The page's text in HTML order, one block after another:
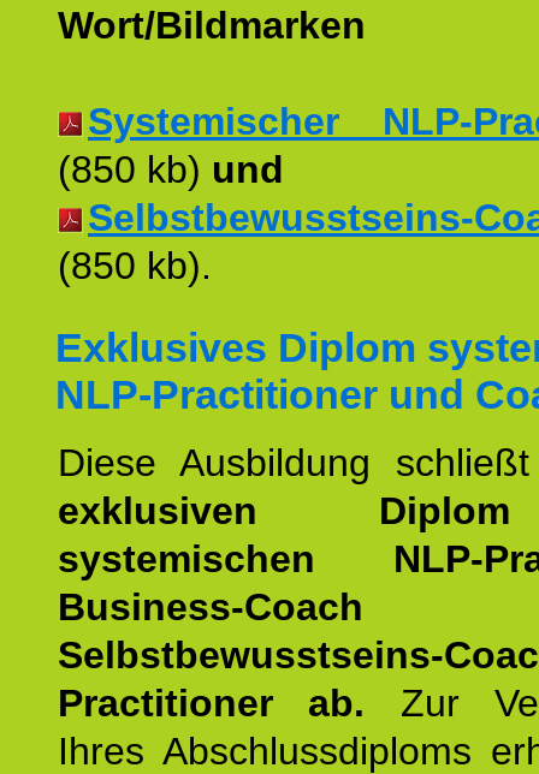
Wort/Bildmarken
Systemischer NLP-
(850 kb) und
Selbstbewusstseins-
(850 kb).
Exklusives Diplom
NLP-Practitioner und
Diese Ausbildung
exklusiven
systemischen NLP-
Business-Coach
Selbstbewusstseins-
Practitioner ab. Zur
Ihres Abschlussdiploms